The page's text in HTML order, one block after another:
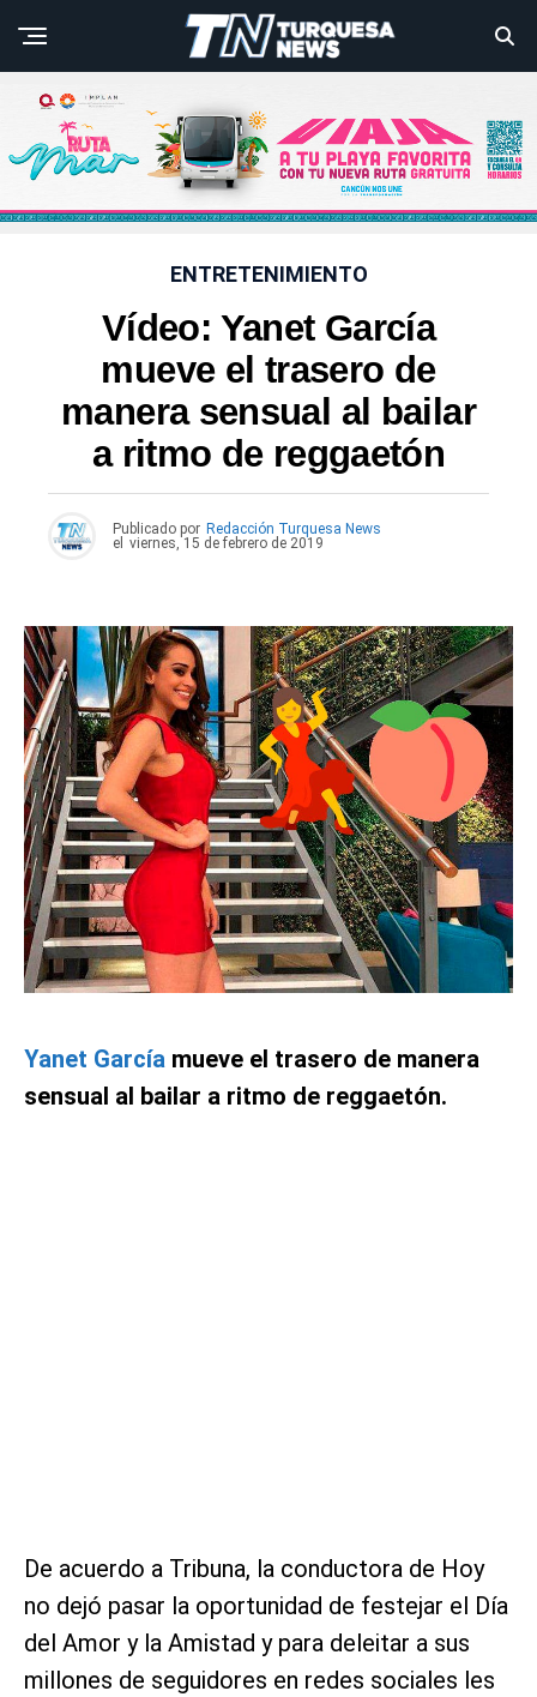
ENTRETENIMIENTO
Vídeo: Yanet García
mueve el trasero de
manera sensual al bailar
a ritmo de reggaetón
Publicado por Redacción Turquesa News
el viernes, 15 de febrero de 2019
Yanet García mueve el trasero de manera
sensual al bailar a ritmo de reggaetón.
De acuerdo a Tribuna, la conductora de Hoy
no dejó pasar la oportunidad de festejar el Día
del Amor y la Amistad y para deleitar a sus
millones de seguidores en redes sociales les